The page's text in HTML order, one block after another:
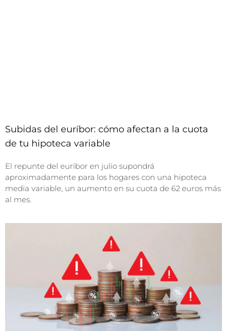
Subidas del euríbor: cómo afectan a la cuota
de tu hipoteca variable
El repunte del euríbor en julio supondrá
aproximadamente para los hogares con una hipoteca
media variable, un aumento en su cuota de 62 euros más
al mes.